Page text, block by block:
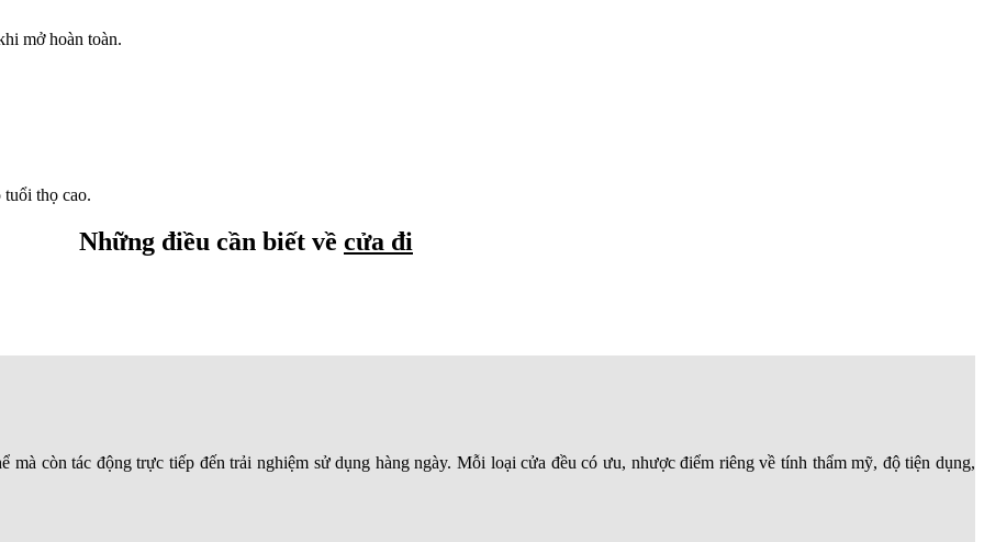
mở hoàn toàn.
tuổi thọ cao.
Những điều cần biết về cửa đi
còn tác động trực tiếp đến trải nghiệm sử dụng hàng ngày. Mỗi loại cửa đều có ưu, nhược điểm riêng về tính thẩm mỹ, độ tiện dụng,